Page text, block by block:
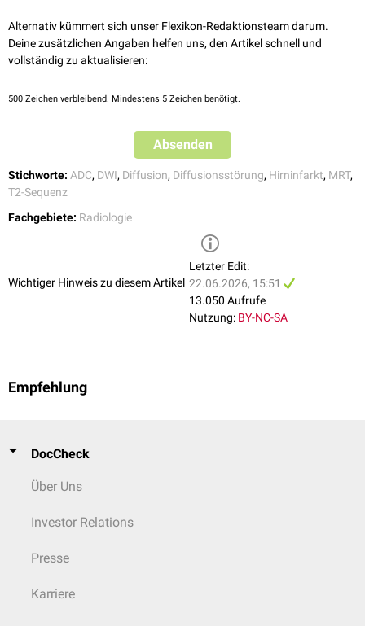
einer echten Diffusionsstörung zeigt die Region mit erhöhtem DWI-Signal
ein erniedrigtes ADC-Signal. In Falle des T2-Shine-Through-Phänomens
ist die korrespondierende ADC-Region normal oder signalreich.
Alternativ kümmert sich unser Flexikon-Redaktionsteam darum.
Deine zusätzlichen Angaben helfen uns, den Artikel schnell und
vollständig zu aktualisieren:
500 Zeichen verbleibend. Mindestens 5 Zeichen benötigt.
Absenden
Stichworte: ADC, DWI, Diffusion, Diffusionsstörung, Hirninfarkt, MRT,
T2-Sequenz
Fachgebiete: Radiologie
Wichtiger Hinweis zu diesem Artikel
Letzter Edit:
22.06.2026, 15:51
13.050 Aufrufe
Nutzung: BY-NC-SA
Empfehlung
DocCheck
Über Uns
Investor Relations
Presse
Karriere